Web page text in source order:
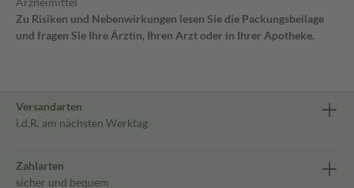
Zu Risiken und Nebenwirkungen lesen Sie die Packungsbeilage
und fragen Sie Ihre Ärztin, Ihren Arzt oder in Ihrer Apotheke.
Versandarten
i.d.R. am nächsten Werktag
Zahlarten
sicher und bequem